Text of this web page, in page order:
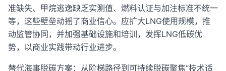
准缺失、甲烷逃逸缺乏实测值、燃料认证与加注标准不统一
等，这些壁垒动摇了商业信心。应扩大LNG使用规模，推
动监管协同，并加强基础设施和培训，发挥LNG低碳优
势，以商业实践带动行业进步。
替代海事脱碳方案：从阶梯路径到可持续脱碳聚焦“技术适